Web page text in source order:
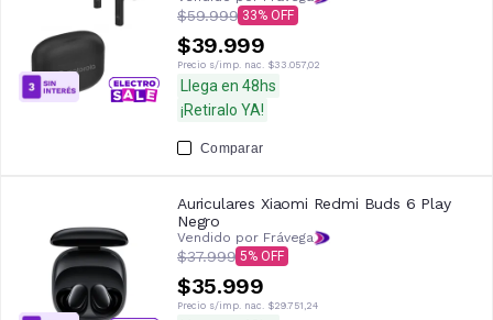
$59.999 33
$39.999
Precio s/imp. nac. $33.057,02
Llega en 48hs
¡Retiralo YA!
Comparar
Auriculares Xiaomi Redmi Buds 6 Play
Negro
Vendido por Frávega
$37.999 5
$35.999
Precio s/imp. nac. $29.751,24